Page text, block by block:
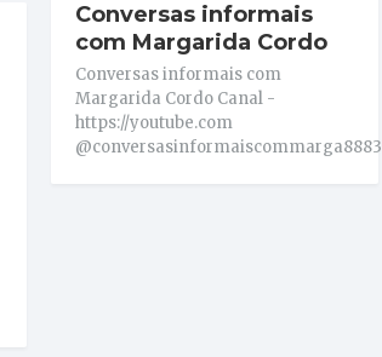
Conversas informais
com Margarida Cordo
Conversas informais com
Margarida Cordo Canal -
https://youtube.com
@conversasinformaiscommarga8883